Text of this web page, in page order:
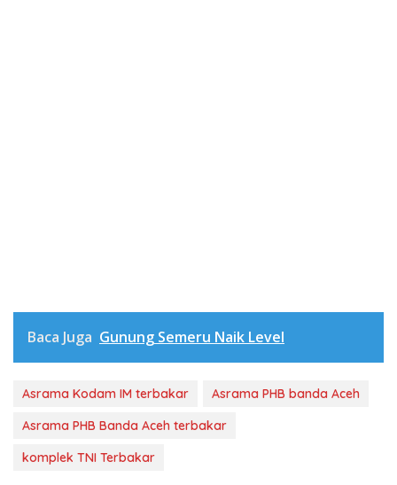
Baca Juga Gunung Semeru Naik Level
Asrama Kodam IM terbakar
Asrama PHB banda Aceh
Asrama PHB Banda Aceh terbakar
komplek TNI Terbakar